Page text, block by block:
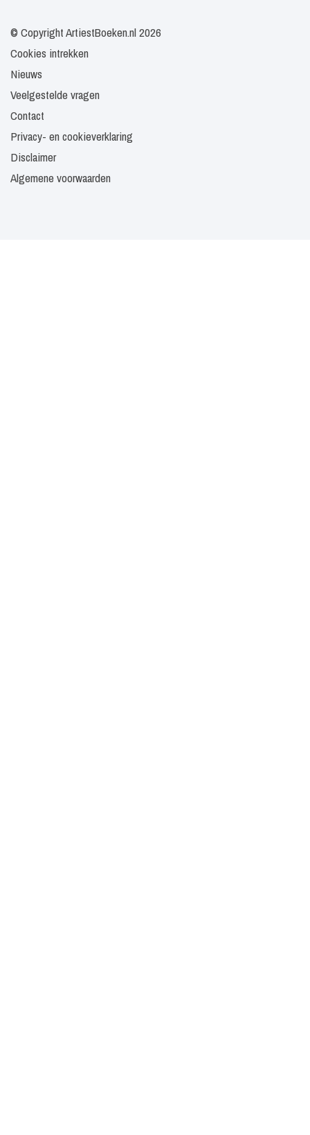
© Copyright ArtiestBoeken.nl 2026
Cookies intrekken
Nieuws
Veelgestelde vragen
Contact
Privacy- en cookieverklaring
Disclaimer
Algemene voorwaarden